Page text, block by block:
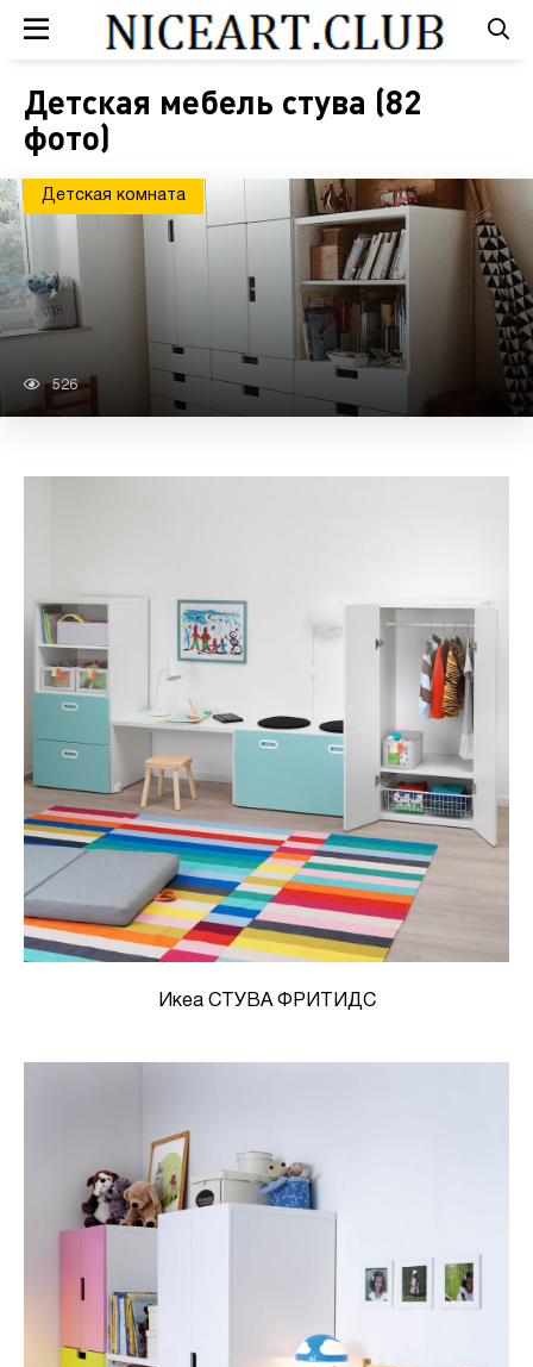
Детская мебель стува (82
фото)
Детская комната
526
Икеа СТУВА ФРИТИДС